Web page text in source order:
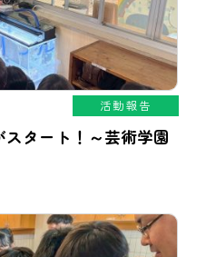
活動報告
タート！～芸術学園